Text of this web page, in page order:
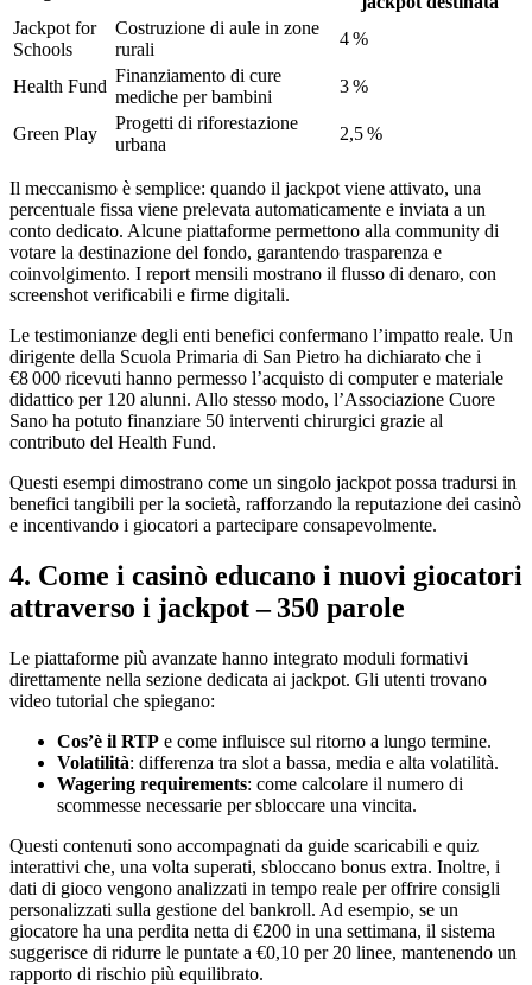
Jackpot for
Schools
Costruzione di aule in zone
rurali
4 %
Health Fund
Finanziamento di cure
mediche per bambini
3 %
Green Play
Progetti di riforestazione
urbana
2,5 %
Il meccanismo è semplice: quando il jackpot viene attivato, una
percentuale fissa viene prelevata automaticamente e inviata a un
conto dedicato. Alcune piattaforme permettono alla community di
votare la destinazione del fondo, garantendo trasparenza e
coinvolgimento. I report mensili mostrano il flusso di denaro, con
screenshot verificabili e firme digitali.
Le testimonianze degli enti benefici confermano l’impatto reale. Un
dirigente della Scuola Primaria di San Pietro ha dichiarato che i
€8 000 ricevuti hanno permesso l’acquisto di computer e materiale
didattico per 120 alunni. Allo stesso modo, l’Associazione Cuore
Sano ha potuto finanziare 50 interventi chirurgici grazie al
contributo del Health Fund.
Questi esempi dimostrano come un singolo jackpot possa tradursi in
benefici tangibili per la società, rafforzando la reputazione dei casinò
e incentivando i giocatori a partecipare consapevolmente.
4. Come i casinò educano i nuovi giocatori
attraverso i jackpot – 350 parole
Le piattaforme più avanzate hanno integrato moduli formativi
direttamente nella sezione dedicata ai jackpot. Gli utenti trovano
video tutorial che spiegano:
Cos’è il RTP e come influisce sul ritorno a lungo termine.
Volatilità: differenza tra slot a bassa, media e alta volatilità.
Wagering requirements: come calcolare il numero di
scommesse necessarie per sbloccare una vincita.
Questi contenuti sono accompagnati da guide scaricabili e quiz
interattivi che, una volta superati, sbloccano bonus extra. Inoltre, i
dati di gioco vengono analizzati in tempo reale per offrire consigli
personalizzati sulla gestione del bankroll. Ad esempio, se un
giocatore ha una perdita netta di €200 in una settimana, il sistema
suggerisce di ridurre le puntate a €0,10 per 20 linee, mantenendo un
rapporto di rischio più equilibrato.